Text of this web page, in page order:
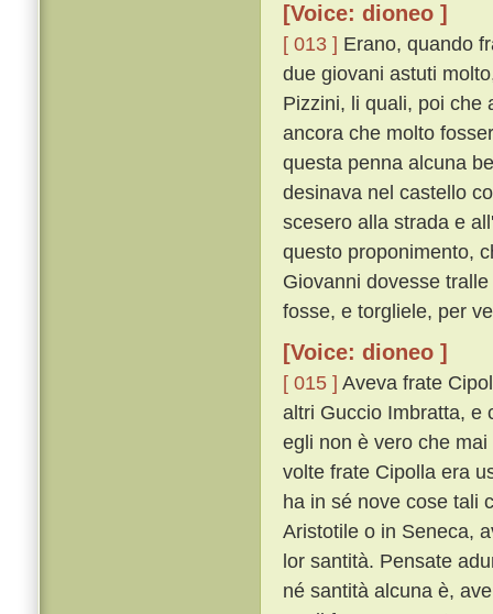
[Voice: dioneo ]
[ 013 ] Erano, quando
due giovani astuti
Pizzini, li quali, poi che
ancora che molto
questa penna alcuna
desinava nel castello
scesero alla strada e
questo proponimento,
Giovanni dovesse
fosse, e torgliele, per
[Voice: dioneo ]
[ 015 ] Aveva frate
altri Guccio Imbratta, e
egli non è vero che
volte frate Cipolla era
ha in sé nove cose tali
Aristotile o in Seneca,
lor santità. Pensate
né santità alcuna è,